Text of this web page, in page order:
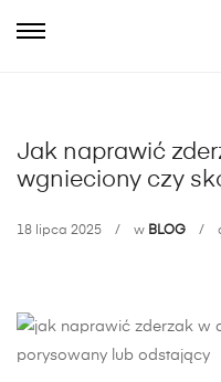
w BLOG
18 lipca 2025
Jak naprawić
wgnieciony czy